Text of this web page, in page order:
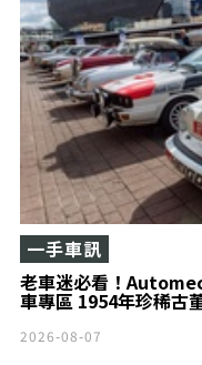
老車迷必看！
車專區 1954年珍稀古
一手車訊
2026-08-07